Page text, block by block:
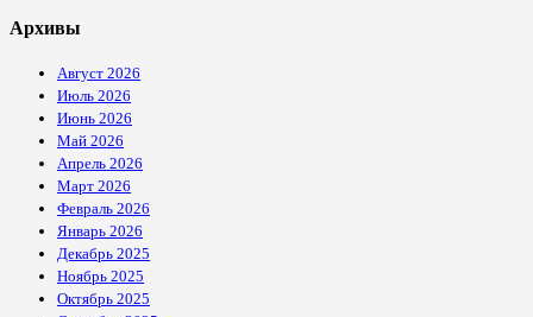
Архивы
Август 2026
Июль 2026
Июнь 2026
Май 2026
Апрель 2026
Март 2026
Февраль 2026
Январь 2026
Декабрь 2025
Ноябрь 2025
Октябрь 2025